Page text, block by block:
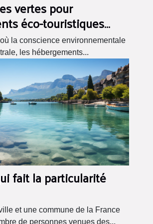
vertes pour
éco-touristiques
futés et retours sur
la conscience environnementale
les hébergements...
fait la particularité
et une commune de la France
de personnes venues des...